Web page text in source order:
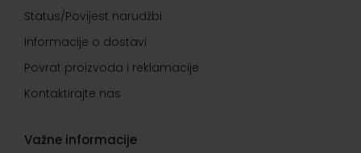
Status/Povijest narudžbi
Informacije o dostavi
Povrat proizvoda i reklamacije
Kontaktirajte nas
Važne informacije